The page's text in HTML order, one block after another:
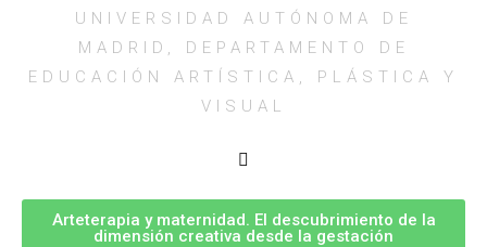
UNIVERSIDAD AUTÓNOMA DE
MADRID, DEPARTAMENTO DE
EDUCACIÓN ARTÍSTICA, PLÁSTICA Y
VISUAL
Arteterapia y maternidad. El descubrimiento de la
dimensión creativa desde la gestación